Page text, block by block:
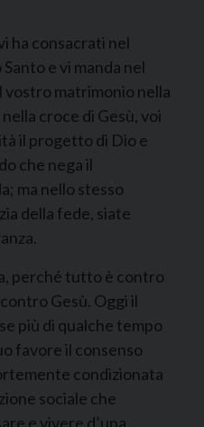
ha consacrati nel
e vi manda nel
vostro matrimonio nella
croce di Gesù, voi
il progetto di Dio e
che nega il
ma nello stesso
della fede, siate
perché tutto è contro
Gesù. Oggi il
più di qualche tempo
favore il consenso
condizionata
sociale che
e vivere d’una